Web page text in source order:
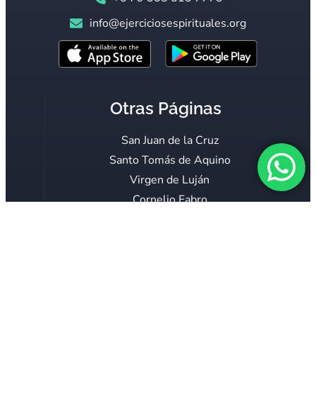
info@ejerciciosespirituales.org
Otras Páginas
San Juan de la Cruz
Santo Tomás de Aquino
Virgen de Luján
Cornelio Fabro